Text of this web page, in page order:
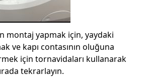
montaj yapmak için, yaydaki
ve kapı contasının oluğuna
için tornavidaları kullanarak
tekrarlayın.